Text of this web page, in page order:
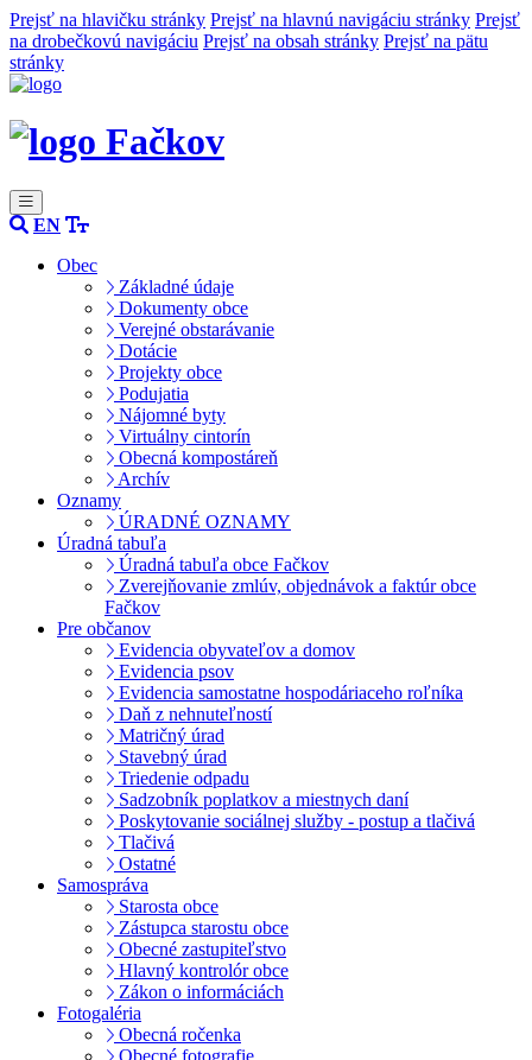
Prejsť na hlavičku stránky Prejsť na hlavnú navigáciu stránky Prejsť
na drobečkovú navigáciu Prejsť na obsah stránky Prejsť na pätu
stránky
Fačkov
EN
Obec
Základné údaje
Dokumenty obce
Verejné obstarávanie
Dotácie
Projekty obce
Podujatia
Nájomné byty
Virtuálny cintorín
Obecná kompostáreň
Archív
Oznamy
ÚRADNÉ OZNAMY
Úradná tabuľa
Úradná tabuľa obce Fačkov
Zverejňovanie zmlúv, objednávok a faktúr obce
Fačkov
Pre občanov
Evidencia obyvateľov a domov
Evidencia psov
Evidencia samostatne hospodáriaceho roľníka
Daň z nehnuteľností
Matričný úrad
Stavebný úrad
Triedenie odpadu
Sadzobník poplatkov a miestnych daní
Poskytovanie sociálnej služby - postup a tlačivá
Tlačivá
Ostatné
Samospráva
Starosta obce
Zástupca starostu obce
Obecné zastupiteľstvo
Hlavný kontrolór obce
Zákon o informáciách
Fotogaléria
Obecná ročenka
Obecné fotografie